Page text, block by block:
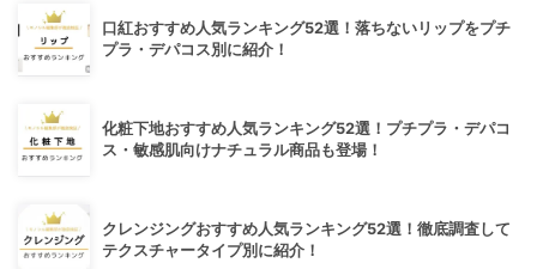
口紅おすすめ人気ランキング52選！落ちないリップをプチ
プラ・デパコス別に紹介！
化粧下地おすすめ人気ランキング52選！プチプラ・デパコ
ス・敏感肌向けナチュラル商品も登場！
クレンジングおすすめ人気ランキング52選！徹底調査して
テクスチャータイプ別に紹介！